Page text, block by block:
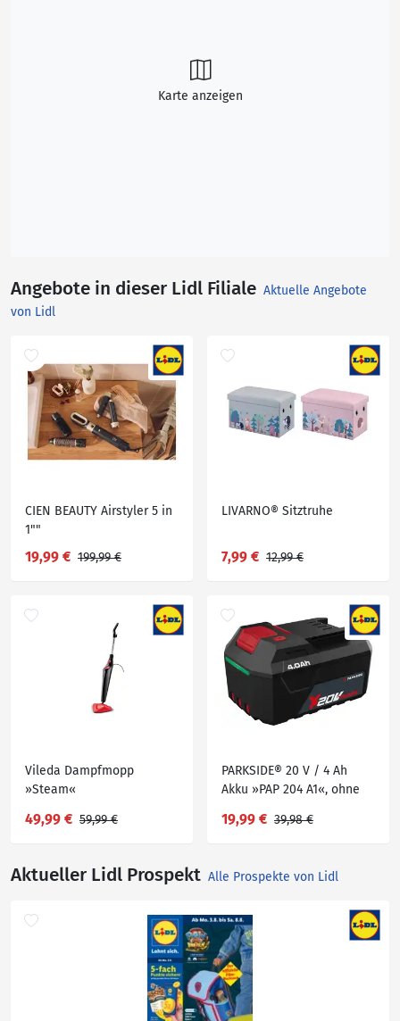
Karte anzeigen
Angebote in dieser Lidl Filiale Aktuelle Angebote
von Lidl
CIEN BEAUTY Airstyler 5 in
1""
19,99 € 199,99 €
LIVARNO® Sitztruhe
7,99 € 12,99 €
Vileda Dampfmopp
»Steam«
49,99 € 59,99 €
PARKSIDE® 20 V / 4 Ah
Akku »PAP 204 A1«, ohne
19,99 € 39,98 €
Aktueller Lidl Prospekt Alle Prospekte von Lidl